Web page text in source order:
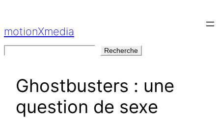
contenu
motionXmedia
Recherche
Ghostbusters : une
question de sexe